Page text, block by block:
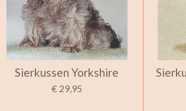
Sierkussen Yorkshire
€ 29,95